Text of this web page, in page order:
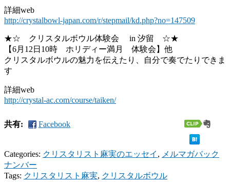
詳細web
http://crystalbowl-japan.com/r/stepmail/kd.php?no=147509
★☆ クリスタルボウル体験会 in 汐留 ☆★
【6月12日10時 ホリディー満月 体験会】他
クリスタルボウルの魅力を伝えたり、自分で奏でたりできま
す
詳細web
http://crystal-ac.com/course/taiken/
共有: Facebook
Categories: クリスタリスト麻実のエッセイ , メルマガバック
ナンバー
Tags: クリスタリスト麻実, クリスタルボウル